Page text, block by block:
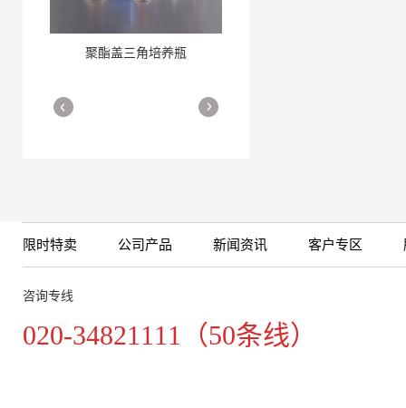
聚酯盖三角培养瓶
细胞培养瓶
More
限时特卖 公司产品 新闻资讯 客户专区
咨询专线
020-34821111（50条线）